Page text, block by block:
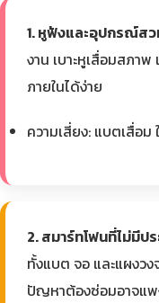
1. หูฟังและอุปกรณ์สว
งาน เบาะหูเสื่อมสภา
ภายในได้ง่าย
ความเสี่ยง: แบตเสื่อ
2. สมาร์ทโฟนที่ไม่มีป
ทั้งแบต จอ และแผงว
ปัญหาต้องซ่อมอาจแ